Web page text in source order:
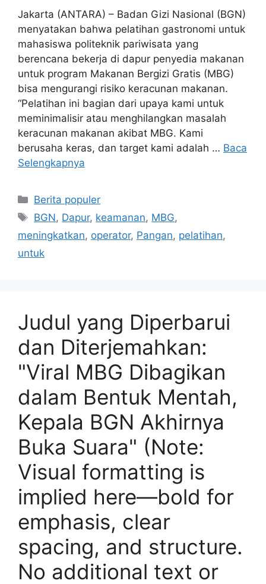
Jakarta (ANTARA) – Badan Gizi Nasional (BGN)
menyatakan bahwa pelatihan gastronomi untuk
mahasiswa politeknik pariwisata yang
berencana bekerja di dapur penyedia makanan
untuk program Makanan Bergizi Gratis (MBG)
bisa mengurangi risiko keracunan makanan.
“Pelatihan ini bagian dari upaya kami untuk
meminimalisir atau menghilangkan masalah
keracunan makanan akibat MBG. Kami
berusaha keras, dan target kami adalah … Baca
Selengkapnya
Kategori
Berita populer
Tag
BGN, Dapur, keamanan, MBG,
meningkatkan, operator, Pangan, pelatihan,
untuk
Judul yang Diperbarui
dan Diterjemahkan:
"Viral MBG Dibagikan
dalam Bentuk Mentah,
Kepala BGN Akhirnya
Buka Suara" (Note:
Visual formatting is
implied here—bold for
emphasis, clear
spacing, and structure.
No additional text or